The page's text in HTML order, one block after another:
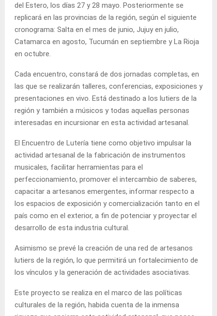
del Estero, los días 27 y 28 mayo. Posteriormente se
replicará en las provincias de la región, según el siguiente
cronograma: Salta en el mes de junio, Jujuy en julio,
Catamarca en agosto, Tucumán en septiembre y La Rioja
en octubre.
Cada encuentro, constará de dos jornadas completas, en
las que se realizarán talleres, conferencias, exposiciones y
presentaciones en vivo. Está destinado a los lutiers de la
región y también a músicos y todas aquellas personas
interesadas en incursionar en esta actividad artesanal.
El Encuentro de Lutería tiene como objetivo impulsar la
actividad artesanal de la fabricación de instrumentos
musicales, facilitar herramientas para el
perfeccionamiento, promover el intercambio de saberes,
capacitar a artesanos emergentes, informar respecto a
los espacios de exposición y comercialización tanto en el
país como en el exterior, a fin de potenciar y proyectar el
desarrollo de esta industria cultural.
Asimismo se prevé la creación de una red de artesanos
lutiers de la región, lo que permitirá un fortalecimiento de
los vínculos y la generación de actividades asociativas.
Este proyecto se realiza en el marco de las políticas
culturales de la región, habida cuenta de la inmensa